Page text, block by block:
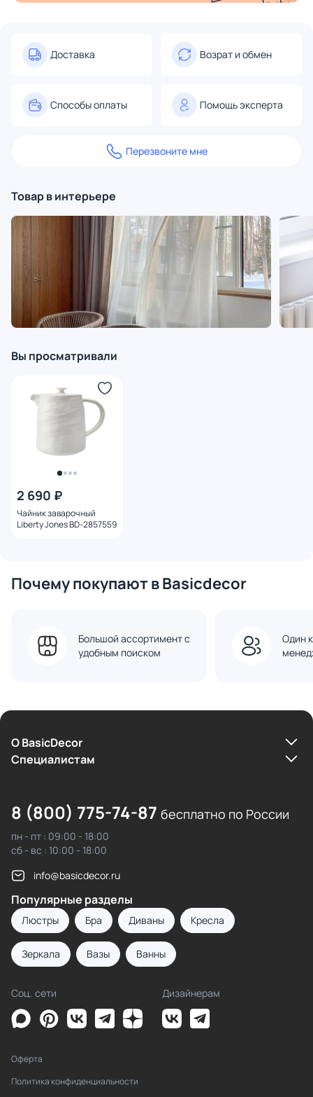
Доставка Возрат и обмен
Способы оплаты Помощь эксперта
Перезвоните мне
Товар в интерьере
Вы просматривали
2 690 ₽
Чайник заварочный
Liberty Jones BD-2857559
Почему покупают в Basicdecor
Большой ассортимент с
удобным поиском
Один
О BasicDecor
Cпециалистам
8 (800) 775-74-87 бесплатно по России
пн - пт : 09:00 - 18:00
сб - вс : 10:00 - 18:00
info@basicdecor.ru
Популярные разделы
Люстры Бра Диваны Кресла
Зеркала Вазы Ванны
Соц. сети Дизайнерам
Оферта
Политика конфиденциальности